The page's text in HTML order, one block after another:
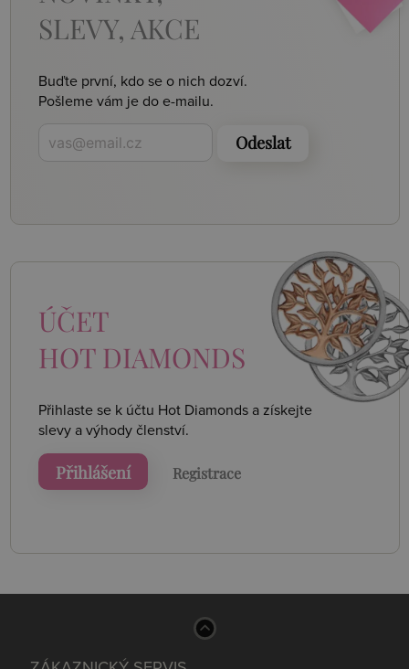
SLEVY, AKCE
Buďte první, kdo se o nich dozví.
Pošleme vám je do e-mailu.
Odeslat
ÚČET
HOT DIAMONDS
Přihlaste se k účtu Hot Diamonds a získejte
slevy a výhody členství.
Přihlášení Registrace